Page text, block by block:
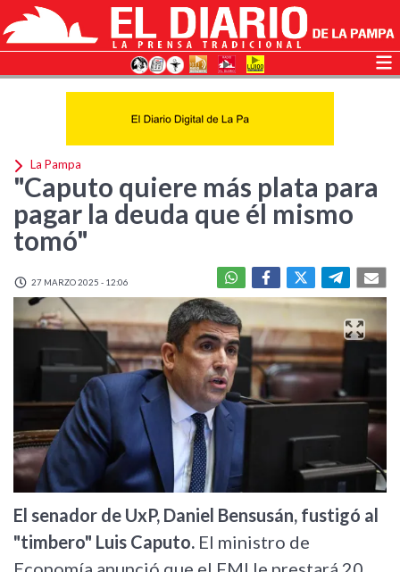
La Pampa
"Caputo quiere más plata para
pagar la deuda que él mismo
tomó"
27 MARZO 2025 - 12:06
El senador de UxP, Daniel Bensusán, fustigó al
"timbero" Luis Caputo. El ministro de